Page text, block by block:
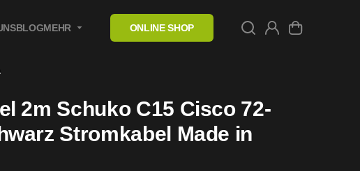
BLOGMEHR ONLINE SHOP
2m Schuko C15 Cisco 72-
Stromkabel Made in